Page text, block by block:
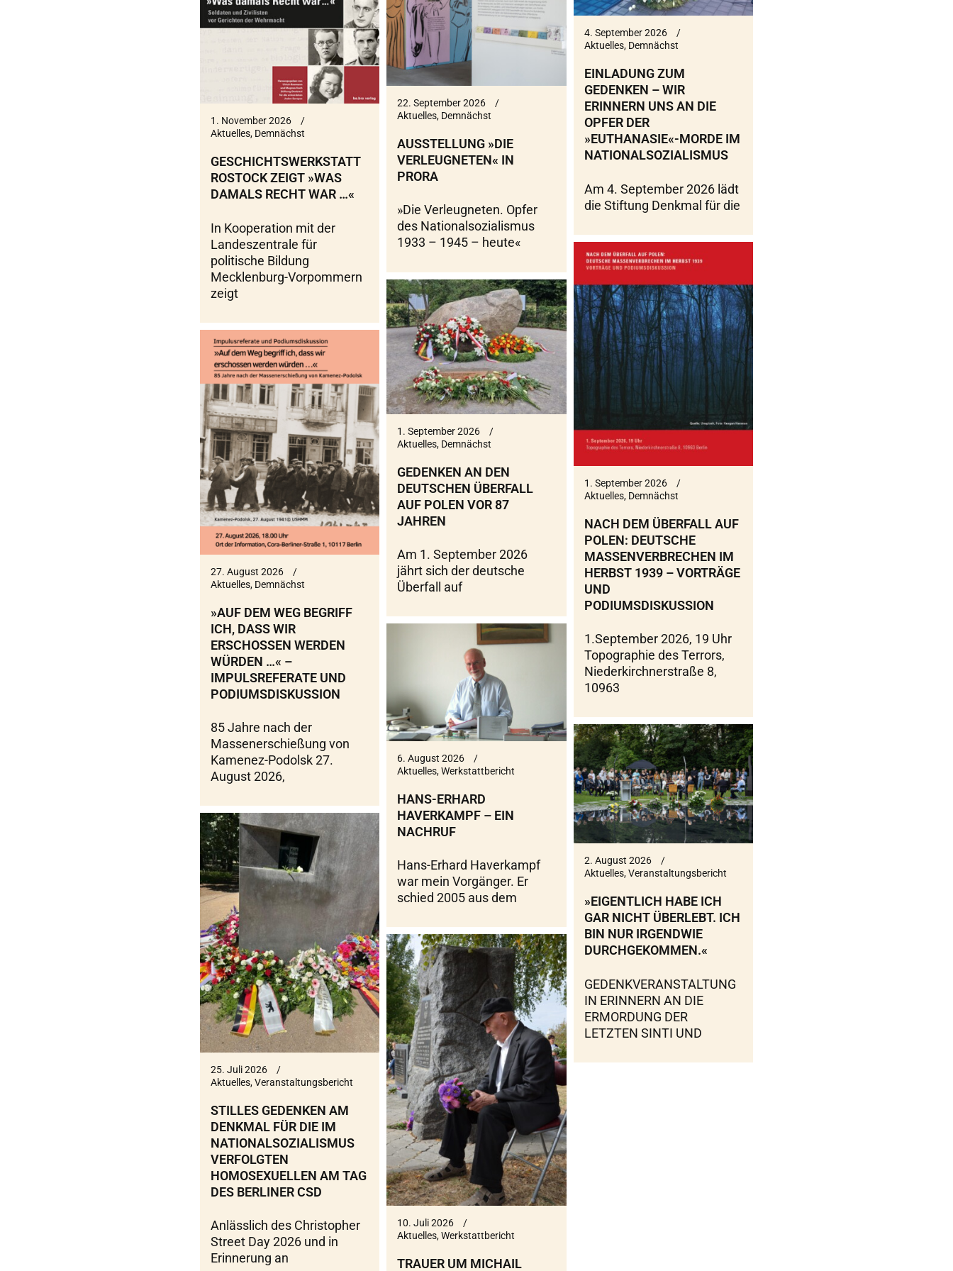
1. November 2026
Aktuelles, Demnächst
GESCHICHTSWERKSTATT
ROSTOCK ZEIGT »WAS
DAMALS RECHT WAR …«
In Kooperation mit der
Landeszentrale für
politische Bildung
Mecklenburg-Vorpommern
zeigt
22. September 2026
Aktuelles, Demnächst
AUSSTELLUNG »DIE
VERLEUGNETEN« IN
PRORA
»Die Verleugneten. Opfer
des Nationalsozialismus
1933 – 1945 – heute«
4. September 2026
Aktuelles, Demnächst
EINLADUNG ZUM
GEDENKEN – WIR
ERINNERN UNS AN DIE
OPFER DER
»EUTHANASIE«-MORDE IM
NATIONALSOZIALISMUS
Am 4. September 2026 lädt
die Stiftung Denkmal für die
1. September 2026
Aktuelles, Demnächst
NACH DEM ÜBERFALL AUF
POLEN: DEUTSCHE
MASSENVERBRECHEN IM
HERBST 1939 – VORTRÄGE
UND
PODIUMSDISKUSSION
1.September 2026, 19 Uhr
Topographie des Terrors,
Niederkirchnerstraße 8,
10963
1. September 2026
Aktuelles, Demnächst
GEDENKEN AN DEN
DEUTSCHEN ÜBERFALL
AUF POLEN VOR 87
JAHREN
Am 1. September 2026
jährt sich der deutsche
Überfall auf
27. August 2026
Aktuelles, Demnächst
»AUF DEM WEG BEGRIFF
ICH, DASS WIR
ERSCHOSSEN WERDEN
WÜRDEN …« –
IMPULSREFERATE UND
PODIUMSDISKUSSION
85 Jahre nach der
Massenerschießung von
Kamenez-Podolsk 27.
August 2026,
6. August 2026
Aktuelles,Werkstattbericht
HANS-ERHARD
HAVERKAMPF – EIN
NACHRUF
Hans-Erhard Haverkampf
war mein Vorgänger. Er
schied 2005 aus dem
2. August 2026
Aktuelles,Veranstaltungsbericht
»EIGENTLICH HABE ICH
GAR NICHT ÜBERLEBT. ICH
BIN NUR IRGENDWIE
DURCHGEKOMMEN.«
GEDENKVERANSTALTUNG
IN ERINNERN AN DIE
ERMORDUNG DER
LETZTEN SINTI UND
25. Juli 2026
Aktuelles,Veranstaltungsbericht
STILLES GEDENKEN AM
DENKMAL FÜR DIE IM
NATIONALSOZIALISMUS
VERFOLGTEN
HOMOSEXUELLEN AM TAG
DES BERLINER CSD
Anlässlich des Christopher
Street Day 2026 und in
Erinnerung an
10. Juli 2026
Aktuelles,Werkstattbericht
TRAUER UM MICHAIL